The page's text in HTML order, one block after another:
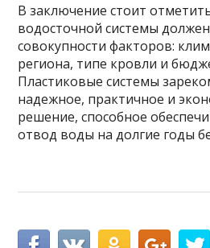
В заключение стоит
водосточной системы
совокупности факторов:
региона, типе кровли и
Пластиковые системы
надежное, практичное и
решение, способное
отвод воды на долгие годы